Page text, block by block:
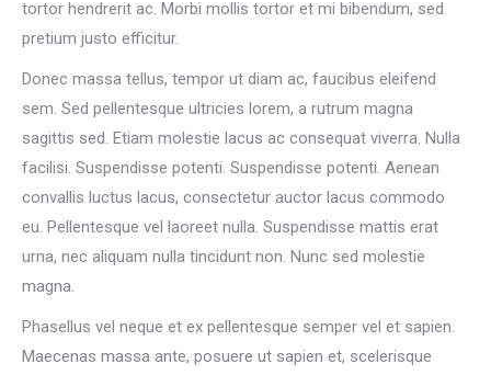
tortor hendrerit ac. Morbi mollis tortor et mi bibendum, sed
pretium justo efficitur.
Donec massa tellus, tempor ut diam ac, faucibus eleifend
sem. Sed pellentesque ultricies lorem, a rutrum magna
sagittis sed. Etiam molestie lacus ac consequat viverra. Nulla
facilisi. Suspendisse potenti. Suspendisse potenti. Aenean
convallis luctus lacus, consectetur auctor lacus commodo
eu. Pellentesque vel laoreet nulla. Suspendisse mattis erat
urna, nec aliquam nulla tincidunt non. Nunc sed molestie
magna.
Phasellus vel neque et ex pellentesque semper vel et sapien.
Maecenas massa ante, posuere ut sapien et, scelerisque